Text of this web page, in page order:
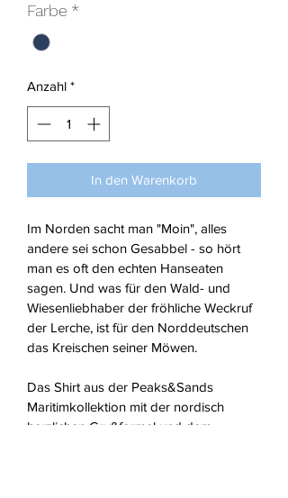
Farbe *
Anzahl *
In den Warenkorb
Im Norden sacht man "Moin", alles
andere sei schon Gesabbel - so hört
man es oft den echten Hanseaten
sagen. Und was für den Wald- und
Wiesenliebhaber der fröhliche Weckruf
der Lerche, ist für den Norddeutschen
das Kreischen seiner Möwen.
Das Shirt aus der Peaks&Sands
Maritimkollektion mit der nordisch
herzlichen Grußformel und dem